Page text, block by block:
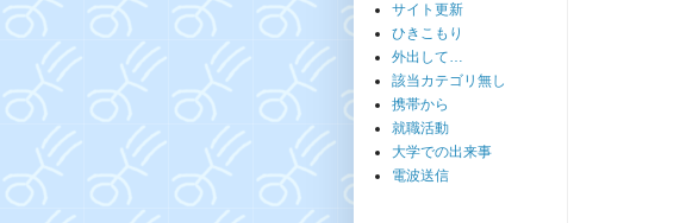
サイト更新
ひきこもり
外出して…
該当カテゴリ無し
携帯から
就職活動
大学での出来事
電波送信